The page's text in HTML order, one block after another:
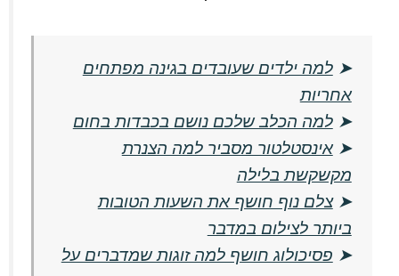
➤למה ילדים שעובדים בגינה מפתחים
אחריות
➤למה הכלב שלכם נושם בכבדות בחום
➤אינסטלטור מסביר למה הצנרת
מקשקשת בלילה
➤צלם נוף חושף את השעות הטובות
ביותר לצילום במדבר
➤ פסיכולוג חושף למה זוגות שמדברים על